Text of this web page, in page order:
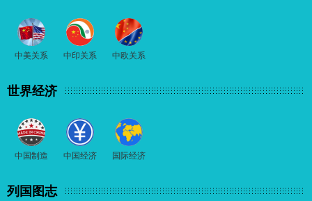
中美关系 中印关系 中欧关系
世界经济
中国制造 中国经济 国际经济
列国图志